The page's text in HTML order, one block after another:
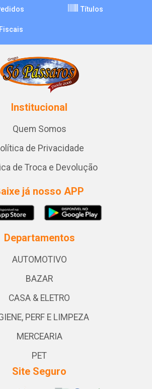
Títulos
Institucional
Quem Somos
de Privacidade
de Troca e Devolução
já nosso APP
Departamentos
AUTOMOTIVO
BAZAR
CASA & ELETRO
PERF E LIMPEZA
MERCEARIA
PET
Site Seguro